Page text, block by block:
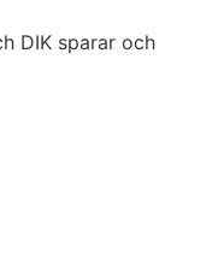
DIK sparar och